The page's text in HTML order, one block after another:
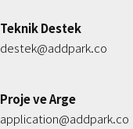
Teknik Destek
destek@addpark.co
Proje ve Arge
application@addpark.co